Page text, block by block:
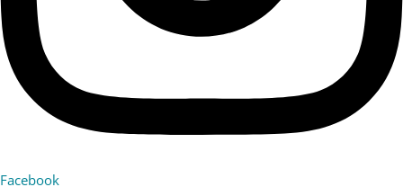
Facebook